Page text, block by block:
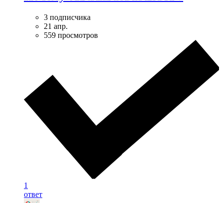
3 подписчика
21 апр.
559 просмотров
1
ответ